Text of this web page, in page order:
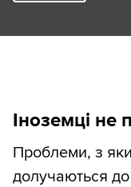
Іноземці не
Проблеми, з
долучаються